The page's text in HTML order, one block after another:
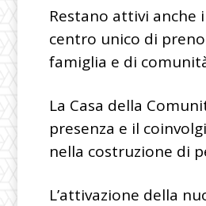
Restano attivi
centro unico di
famiglia e di
La Casa della
presenza e il
nella costruzione di
L’attivazione della